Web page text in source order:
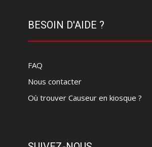
BESOIN D'AIDE ?
FAQ
Nous contacter
Où trouver Causeur en kiosque ?